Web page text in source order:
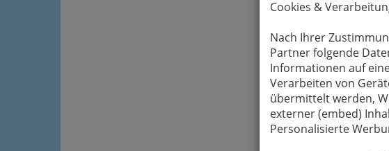
Cookies &
Nach Ihrer
Partner folgende
Informationen auf
Verarbeiten von
übermittelt werden,
externer (embed)
Personalisierte